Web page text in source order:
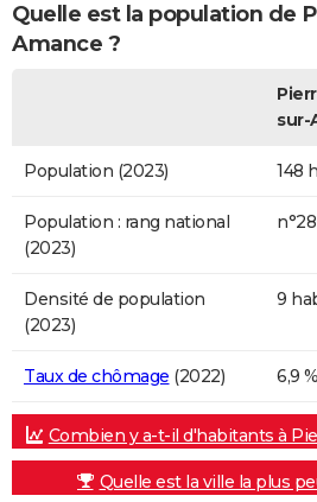
Quelle est la population de
Amance ?
sur-
Population (2023) 148
Population : rang national
(2023)
Densité de population
(2023)
9
Taux de chômage (2022) 6,9 %
Combien y a-t-il d'habitants à
Quelle est la ville la plus